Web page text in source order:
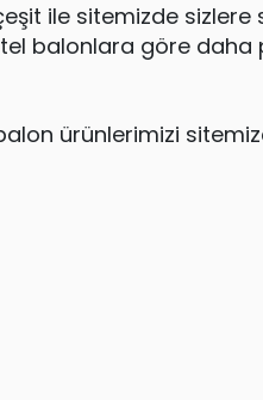
ile sitemizde sizlere
balonlara göre daha
ürünlerimizi